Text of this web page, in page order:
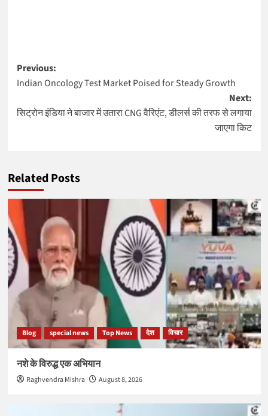
Post
navigation
Previous:
Indian Oncology Test Market Poised for Steady Growth
Next:
सिट्रोन इंडिया ने बाजार में उतारा CNG वैरिएंट, डीलर्स की तरफ से लगाया
जाएगा किट
Related Posts
Blog special news Top News देश विचार
नशे के विरुद्ध एक अभियान
Raghvendra Mishra August 8, 2026